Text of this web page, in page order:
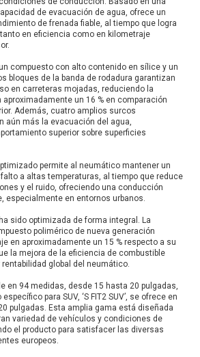
de evacuación de agua, ofrece un
de frenada fiable, al tiempo que logra
en eficiencia como en kilometraje
compuesto con alto contenido en sílice y un
bloques de la banda de rodadura garantizan
en carreteras mojadas, reduciendo la
un 16 % en comparación
Además, cuatro amplios surcos
aún más la evacuación del agua,
superior sobre superficies
permite al neumático mantener un
a altas temperaturas, al tiempo que reduce
y el ruido, ofreciendo una conducción
especialmente en entornos urbanos.
sido optimizada de forma integral. La
polimérico de nueva generación
en aproximadamente un 15 % respecto a su
la mejora de la eficiencia de combustible
global del neumático.
en 94 medidas, desde 15 hasta 20 pulgadas,
para SUV, ‘S FIT2 SUV’, se ofrece en
pulgadas. Esta amplia gama está diseñada
variedad de vehículos y condiciones de
el producto para satisfacer las diversas
europeos.